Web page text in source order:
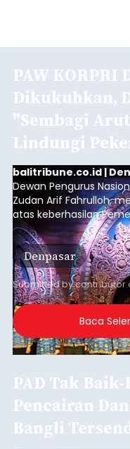
PAW KORPRI
Dikukuhkan,
"Sembagi
Lindungi
balitribune.co.id |
Dewan Pengurus
Zudan Arif Fahrulloh,
atas keberhasilan
dan KORPRI Kota
kepedulian sosial
Denpasar
Submitted bycontributor
Baca
PAD Tak
Pencairan
Bangli